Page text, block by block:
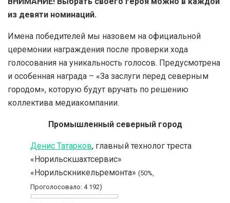
из девяти номинаций.
Имена победителей мы назовем на официальной
церемонии награждения после проверки хода
голосования на уникальность голосов. Предусмотрена
и особенная награда – «За заслуги перед северным
городом», которую будут вручать по решению
коллектива медиакомпании.
Промышленный северный город
Денис Татарков, главный технолог треста
«Норильскшахтсервис»
«Норильскникельремонта»(50%,
Проголосовало: 4 192)